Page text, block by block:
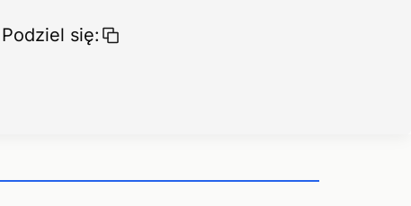
Podziel się: